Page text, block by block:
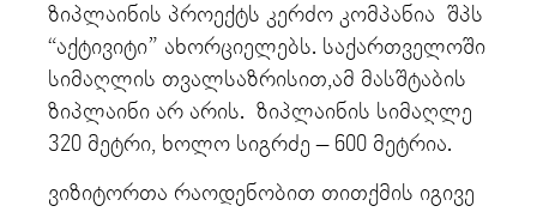
ზიპლაინის პროექტს კერძო კომპანია შპს
“აქტივიტი” ახორციელებს. საქართველოში
სიმაღლის თვალსაზრისით,ამ მასშტაბის
ზიპლაინი არ არის. ზიპლაინის სიმაღლე
320 მეტრი, ხოლო სიგრძე – 600 მეტრია.
ვიზიტორთა რაოდენობით თითქმის იგივე